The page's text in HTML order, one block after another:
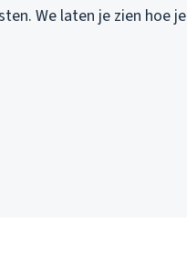
We laten je zien hoe je